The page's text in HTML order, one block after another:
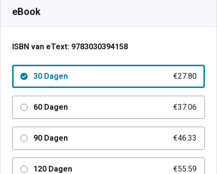
eBook
ISBN van eText: 9783030394158
30 Dagen €27.80
60 Dagen €37.06
90 Dagen €46.33
120 Dagen €55.59